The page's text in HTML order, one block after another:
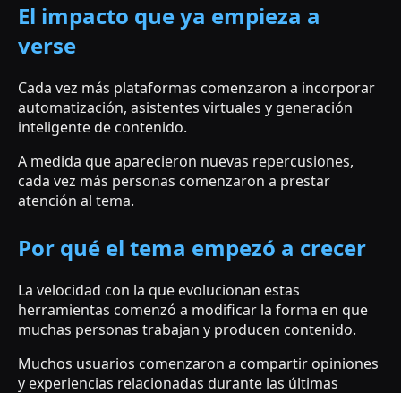
El impacto que ya empieza a
verse
Cada vez más plataformas comenzaron a incorporar
automatización, asistentes virtuales y generación
inteligente de contenido.
A medida que aparecieron nuevas repercusiones,
cada vez más personas comenzaron a prestar
atención al tema.
Por qué el tema empezó a crecer
La velocidad con la que evolucionan estas
herramientas comenzó a modificar la forma en que
muchas personas trabajan y producen contenido.
Muchos usuarios comenzaron a compartir opiniones
y experiencias relacionadas durante las últimas